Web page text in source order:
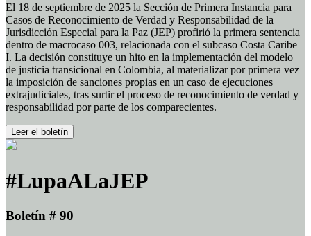
El 18 de septiembre de 2025 la Sección de Primera Instancia para
Casos de Reconocimiento de Verdad y Responsabilidad de la
Jurisdicción Especial para la Paz (JEP) profirió la primera sentencia
dentro de macrocaso 003, relacionada con el subcaso Costa Caribe
I. La decisión constituye un hito en la implementación del modelo
de justicia transicional en Colombia, al materializar por primera vez
la imposición de sanciones propias en un caso de ejecuciones
extrajudiciales, tras surtir el proceso de reconocimiento de verdad y
responsabilidad por parte de los comparecientes.
Leer el boletín
#LupaALaJEP
Boletín # 90